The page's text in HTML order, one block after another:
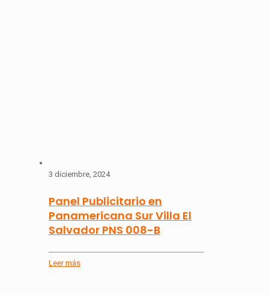
3 diciembre, 2024
Panel Publicitario en
Panamericana Sur Villa El
Salvador PNS 008-B
Leer más